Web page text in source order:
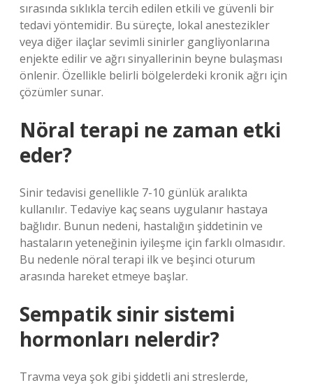
sırasında sıklıkla tercih edilen etkili ve güvenli bir
tedavi yöntemidir. Bu süreçte, lokal anestezikler
veya diğer ilaçlar sevimli sinirler gangliyonlarına
enjekte edilir ve ağrı sinyallerinin beyne bulaşması
önlenir. Özellikle belirli bölgelerdeki kronik ağrı için
çözümler sunar.
Nöral terapi ne zaman etki
eder?
Sinir tedavisi genellikle 7-10 günlük aralıkta
kullanılır. Tedaviye kaç seans uygulanır hastaya
bağlıdır. Bunun nedeni, hastalığın şiddetinin ve
hastaların yeteneğinin iyileşme için farklı olmasıdır.
Bu nedenle nöral terapi ilk ve beşinci oturum
arasında hareket etmeye başlar.
Sempatik sinir sistemi
hormonları nelerdir?
Travma veya şok gibi şiddetli ani streslerde,